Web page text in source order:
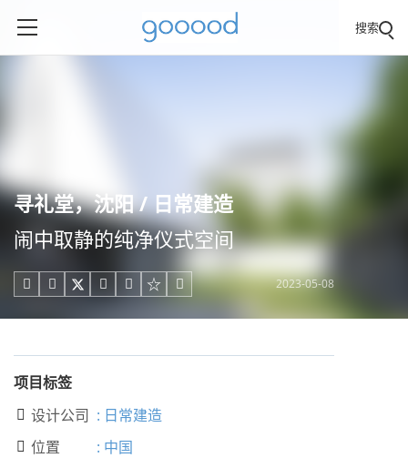
搜索
寻礼堂，沈阳 / 日常建造
闹中取静的纯净仪式空间
     2023-05-08
项目标签
 设计公司 : 日常建造
 位置 : 中国